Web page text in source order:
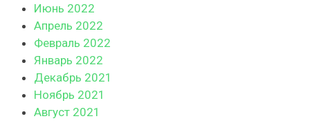
Июнь 2022
Апрель 2022
Февраль 2022
Январь 2022
Декабрь 2021
Ноябрь 2021
Август 2021